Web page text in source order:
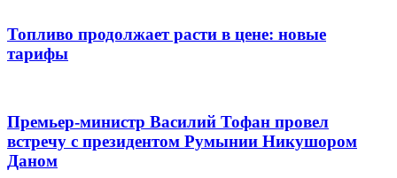
Топливо продолжает расти в цене: новые
тарифы
Премьер-министр Василий Тофан провел
встречу с президентом Румынии Никушором
Даном